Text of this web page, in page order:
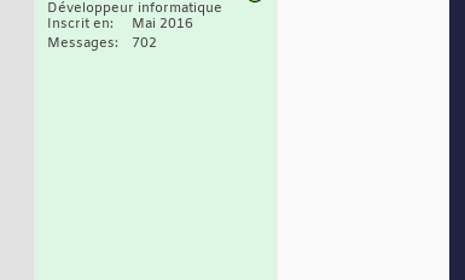
Développeur informatique
Inscrit en
Mai 2016
Messages
702